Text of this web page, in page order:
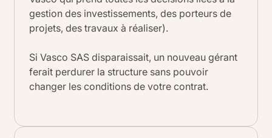
gestion des investissements, des porteurs de
projets, des travaux à réaliser).
Si Vasco SAS disparaissait, un nouveau gérant
ferait perdurer la structure sans pouvoir
changer les conditions de votre contrat.